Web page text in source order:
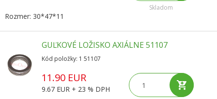
Skladom
Rozmer: 30*47*11
GUĽKOVÉ LOŽISKO AXIÁLNE 51107
Kód položky: 1 51107
11.90 EUR
9.67 EUR + 23 % DPH